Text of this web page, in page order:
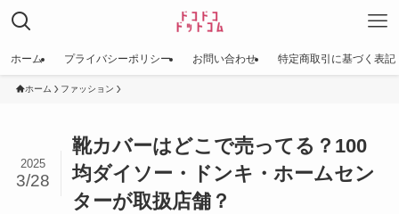
ホーム プライバシーポリシー お問い合わせ 特定商取引に基づく表記
ホーム ファッション
靴カバーはどこで売ってる？100
均ダイソー・ドンキ・ホームセン
ターが取扱店舗？
2025
3/28